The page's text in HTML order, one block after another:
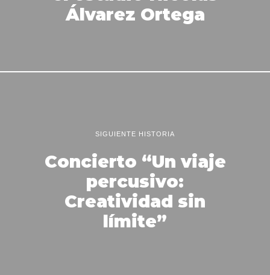
Álvarez Ortega
SIGUIENTE HISTORIA
Concierto “Un viaje
percusivo:
Creatividad sin
límite”